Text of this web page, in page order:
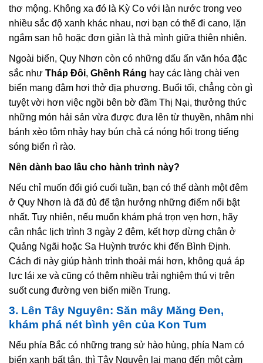
thơ mộng. Không xa đó là Kỳ Co với làn nước trong veo
nhiều sắc độ xanh khác nhau, nơi bạn có thể đi cano, lặn
ngắm san hô hoặc đơn giản là thả mình giữa thiên nhiên.
Ngoài biển, Quy Nhơn còn có những dấu ấn văn hóa đặc
sắc như Tháp Đôi, Ghềnh Ráng hay các làng chài ven
biển mang đậm hơi thở địa phương. Buổi tối, chẳng còn gì
tuyệt vời hơn việc ngồi bên bờ đầm Thị Nại, thưởng thức
những món hải sản vừa được đưa lên từ thuyền, nhâm nhi
bánh xèo tôm nhảy hay bún chả cá nóng hổi trong tiếng
sóng biển rì rào.
Nên dành bao lâu cho hành trình này?
Nếu chỉ muốn đổi gió cuối tuần, bạn có thể dành một đêm
ở Quy Nhơn là đã đủ để tận hưởng những điểm nổi bật
nhất. Tuy nhiên, nếu muốn khám phá trọn vẹn hơn, hãy
cân nhắc lịch trình 3 ngày 2 đêm, kết hợp dừng chân ở
Quảng Ngãi hoặc Sa Huỳnh trước khi đến Bình Định.
Cách đi này giúp hành trình thoải mái hơn, không quá áp
lực lái xe và cũng có thêm nhiều trải nghiệm thú vị trên
suốt cung đường ven biển miền Trung.
3. Lên Tây Nguyên: Săn mây Măng Đen,
khám phá nét bình yên của Kon Tum
Nếu phía Bắc có những trang sử hào hùng, phía Nam có
biển xanh bất tận, thì Tây Nguyên lại mang đến một cảm